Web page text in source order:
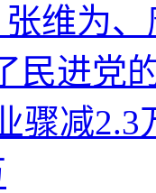
维为
民进党
骤减